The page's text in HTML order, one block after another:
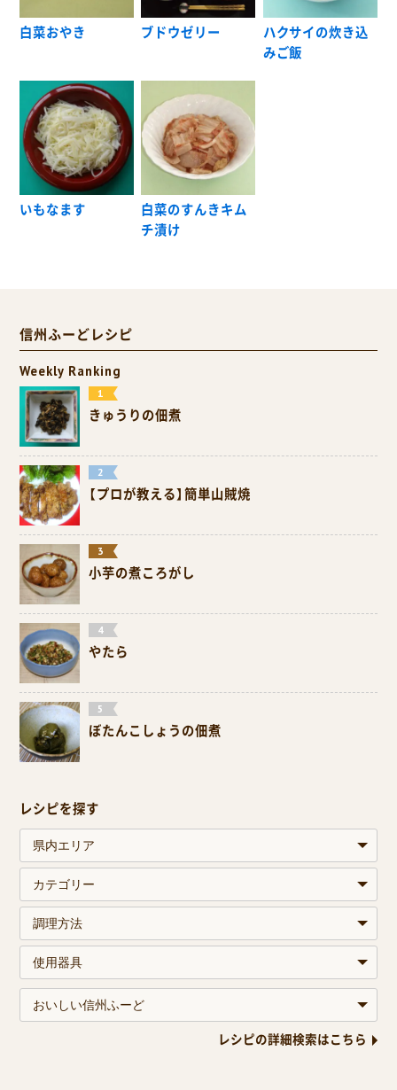
白菜おやき ブドウゼリー
ハクサイの炊き込
みご飯
いもなます
白菜のすんきキム
チ漬け
信州ふーどレシピ
Weekly Ranking
きゅうりの佃煮
【プロが教える】簡単山賊焼
小芋の煮ころがし
やたら
ぼたんこしょうの佃煮
レシピを探す
レシピの詳細検索はこちら